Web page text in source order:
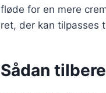
fløde for en mere
ret, der kan tilpasses
Sådan